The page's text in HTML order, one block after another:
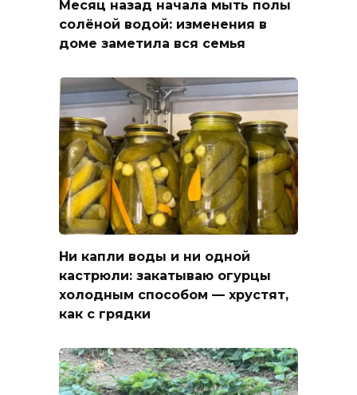
Месяц назад начала мыть полы
солёной водой: изменения в
доме заметила вся семья
Ни капли воды и ни одной
кастрюли: закатываю огурцы
холодным способом — хрустят,
как с грядки